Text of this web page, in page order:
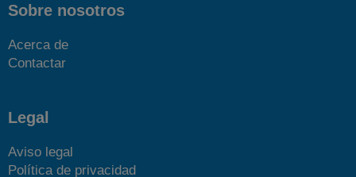
Sobre nosotros
Acerca de
Contactar
Legal
Aviso legal
Política de privacidad